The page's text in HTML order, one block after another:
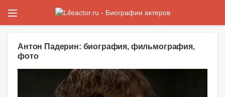
Антон Падерин: биография, фильмография,
фото